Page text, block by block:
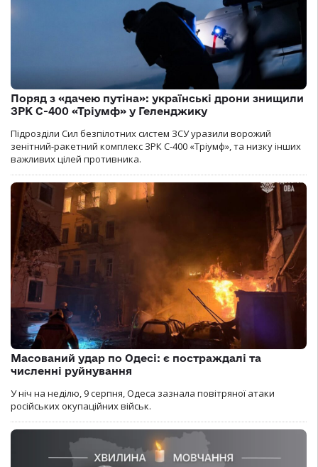
Поряд з «дачею путіна»: українські дрони знищили
ЗРК С-400 «Тріумф» у Геленджику
Підрозділи Сил безпілотних систем ЗСУ уразили ворожий
зенітний-ракетний комплекс ЗРК С-400 «Тріумф», та низку інших
важливих цілей противника.
Масований удар по Одесі: є постраждалі та
численні руйнування
У ніч на неділю, 9 серпня, Одеса зазнала повітряної атаки
російських окупаційних військ.